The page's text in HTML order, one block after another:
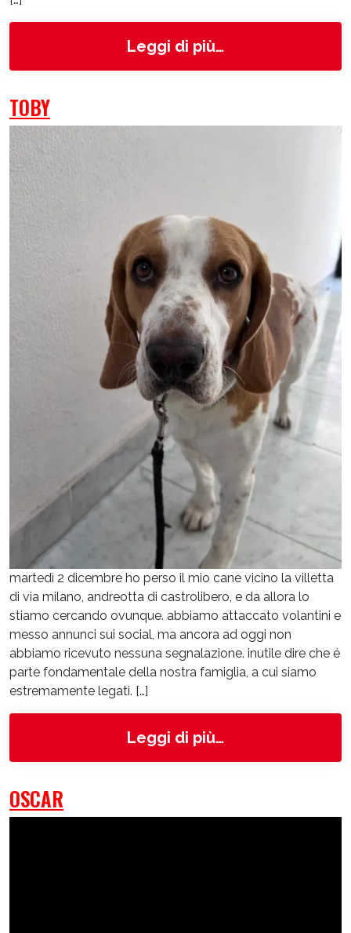
Leggi di più…from Kira
TOBY
martedì 2 dicembre ho perso il mio cane vicino la villetta
di via milano, andreotta di castrolibero, e da allora lo
stiamo cercando ovunque. abbiamo attaccato volantini e
messo annunci sui social, ma ancora ad oggi non
abbiamo ricevuto nessuna segnalazione. inutile dire che é
parte fondamentale della nostra famiglia, a cui siamo
estremamente legati. […]
Leggi di più…from toby
OSCAR